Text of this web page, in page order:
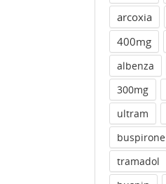
arcoxia
400mg
albenza
300mg
ultram
buspirone
tramadol